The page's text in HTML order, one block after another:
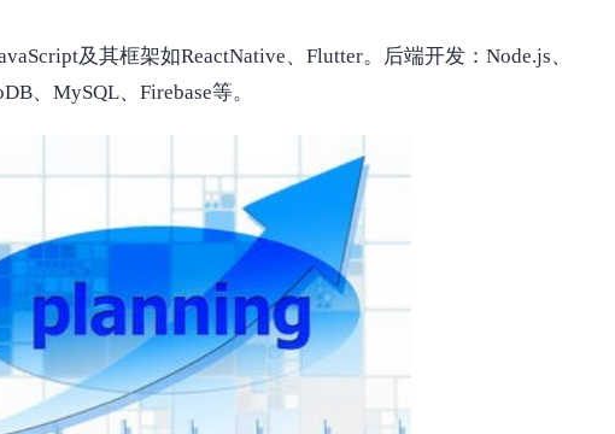
及其框架如ReactNative、Flutter。后端开发：Node.js、
、MySQL、Firebase等。